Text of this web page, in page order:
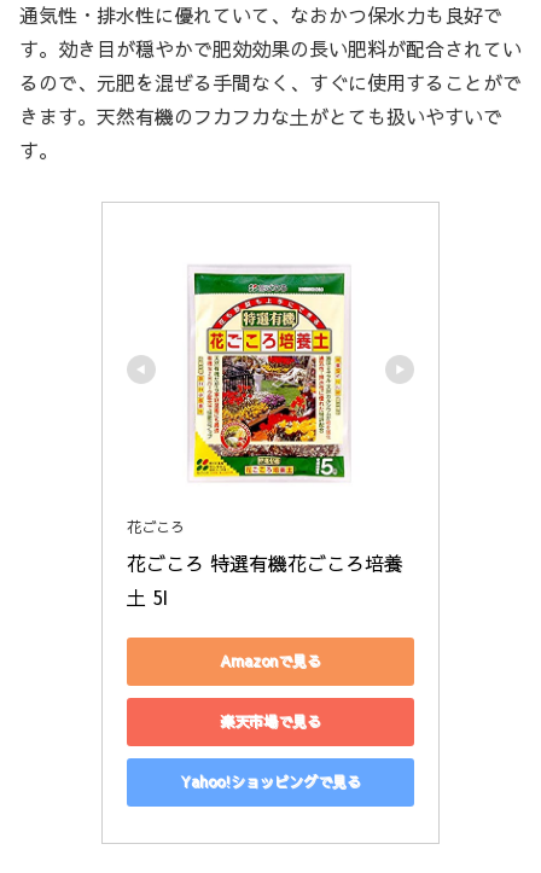
通気性・排水性に優れていて、なおかつ保水力も良好で
す。効き目が穏やかで肥効効果の長い肥料が配合されてい
るので、元肥を混ぜる手間なく、すぐに使用することがで
きます。天然有機のフカフカな土がとても扱いやすいで
す。
花ごころ
花ごころ 特選有機花ごころ培養
土 5l
Amazonで見る
楽天市場で見る
Yahoo!ショッピングで見る